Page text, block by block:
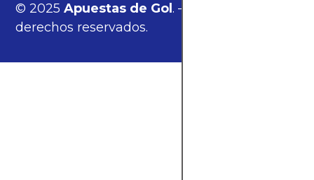
© 2025Apuestas de Gol. — Todos los
derechos reservados.